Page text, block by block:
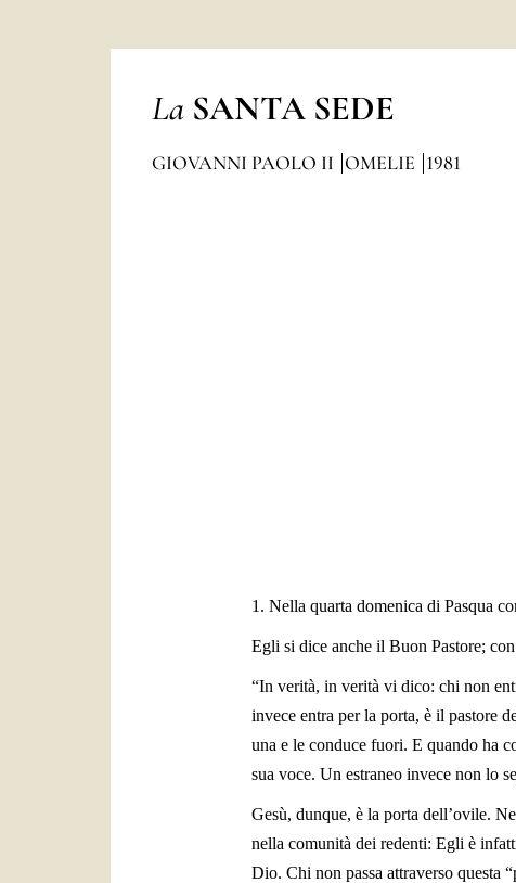
La SANTA SEDE
GIOVANNI PAOLO II OMELIE 1981
1. Nella quarta domenica di Pasqua
Egli si dice anche il Buon Pastore;
“In verità, in verità vi dico: chi non
invece entra per la porta, è il pastore
una e le conduce fuori. E quando ha
sua voce. Un estraneo invece non lo
Gesù, dunque, è la porta dell’ovile.
nella comunità dei redenti: Egli è
Dio. Chi non passa attraverso questa